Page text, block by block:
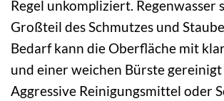
Regel unkompliziert. Regenwasser
Großteil des Schmutzes und
Bedarf kann die Oberfläche mit
und einer weichen Bürste
Aggressive Reinigungsmittel oder